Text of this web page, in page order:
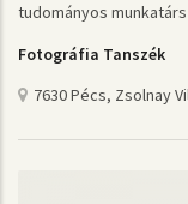
tudományos munkatárs
Fotográfia Tanszék
7630 Pécs, Zsolnay